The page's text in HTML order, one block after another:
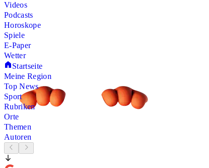
Videos
Podcasts
Horoskope
Spiele
E-Paper
Wetter
Startseite
Meine Region
Top News
Sport
Rubriken
Orte
Themen
Autoren